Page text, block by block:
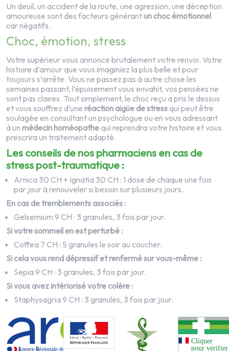
Un deuil, un accident de la route, une agression, une déception
amoureuse sont des facteurs générantun choc émotionnel
car négatifs.
Choc, émotion, stress
Votre supérieur vous annonce brutalement votre renvoi. Votre
histoire d’amour que vous imaginiez la plus belle et pour
toujours s’arrête. Vous ne passez pas à autre chose les
semaines passant, l’épuisement vous envahit, vos pensées ne
sont pas claires. Tout simplement, le choc reçu a pris le dessus
et vous souffrez d’une réaction aigüe de stressqui peut être
soulagée en consultant un psychologue ou en vous adressant
à un médecin homéopathequi reprendra votre histoire et vous
prescrira un traitement adapté.
Les conseils de nos pharmaciens en cas de
stress post-traumatique :
Arnica30 CH + Ignatia30 CH : 1 dose de chaque une fois
par jour à renouveler si besoin sur plusieurs jours.
En cas de tremblements associés :
Gelsemium 9 CH : 3 granules, 3 fois par jour.
Si votre sommeil en est perturbé :
Coffea 7 CH : 5 granules le soir au coucher.
Si cela vous rend dépressif et renfermé sur vous-même :
Sepia9 CH : 3 granules, 3 fois par jour.
Si vous avez intériorisé votre colère :
Staphysagria9 CH : 3 granules, 3 fois par jour.